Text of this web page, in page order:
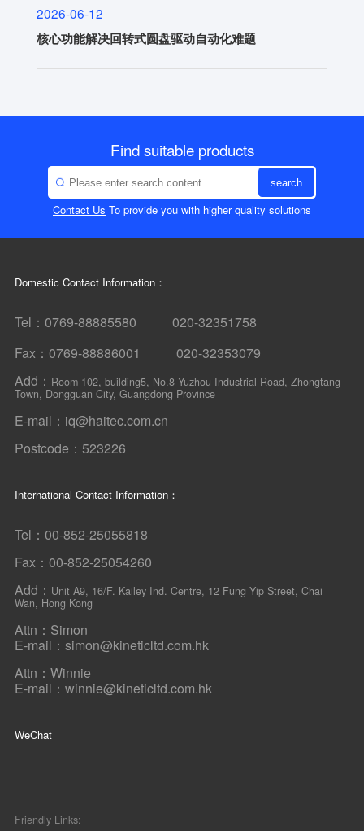
2026-06-12
核心功能解决回转式圆盘驱动自动化难题
Find suitable products
search
Contact Us To provide you with higher quality solutions
Domestic Contact Information：
Tel：0769-88885580 020-32351758
Fax：0769-88886001 020-32353079
Add： Room 102, building5, No.8 Yuzhou Industrial Road, Zhongtang
Town, Dongguan City, Guangdong Province
E-mail：iq@haitec.com.cn
Postcode：523226
International Contact Information：
Tel：00-852-25055818
Fax：00-852-25054260
Add： Unit A9, 16/F. Kailey Ind. Centre, 12 Fung Yip Street, Chai
Wan, Hong Kong
Attn：Simon
E-mail：simon@kineticltd.com.hk
Attn：Winnie
E-mail：winnie@kineticltd.com.hk
WeChat
Friendly Links: